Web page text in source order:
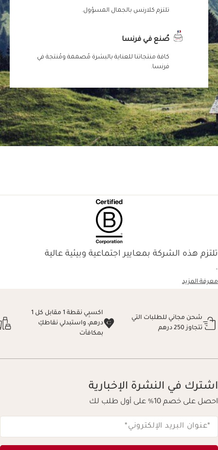
تلتزم كلارنس بالجمال المسؤول.
صُنع في فرنسا
كافة منتجاتنا للعناية بالبشرة مُصممة ومُنتجة في
فرنسا.
تلتزم هذه الشركة بمعايير اجتماعية وبيئية عالية
.
معرفة المزيد
شحن مجاني للطلبات التي
تتجاوز 250 درهم
اكسبِي نقطة 1 مقابل كل 1
درهم، واستبدلي نقاطكِ
بمكافآت
اشترك في النشرة الإخبارية
احصل على خصم 10% على أول طلب لك
*عنوان البريد الإلكتروني*